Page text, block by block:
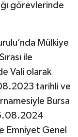
görevlerinde
Mülkiye
ile
Vali olarak
tarihli ve
Bursa
Emniyet Genel